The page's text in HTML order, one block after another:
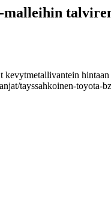
tayssahkoinen-toyota-